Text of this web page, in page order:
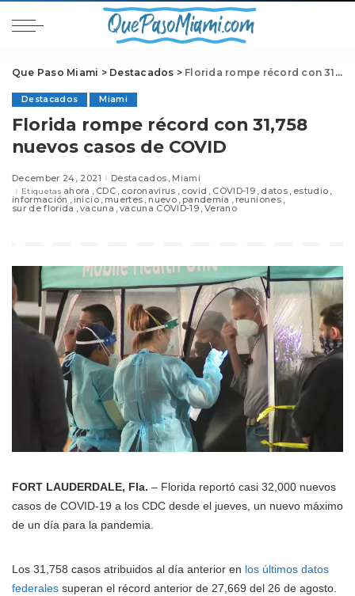
Que Paso Miami > Destacados > Florida rompe récord con 31,758 nuevos casos de COVID
Destacados Miami
Florida rompe récord con 31,758
nuevos casos de COVID
December 24, 2021 Destacados Miami
Etiquetas ahora CDC coronavirus covid COVID-19 datos estudio
información inicio muertes nuevo pandemia reuniones
sur de florida vacuna vacuna COVID-19 Verano
FORT LAUDERDALE, Fla. – Florida reportó casi 32,000 nuevos
casos de COVID-19 a los CDC desde el jueves, un nuevo máximo
de un día para la pandemia.
Los 31,758 casos atribuidos al día anterior en los últimos datos
federales superan el récord anterior de 27,669 del 26 de agosto.